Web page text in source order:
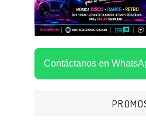
Contáctanos en